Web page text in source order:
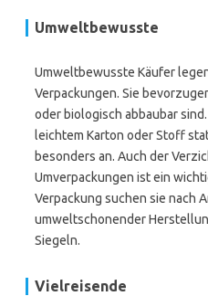
Umweltbewusste
Umweltbewusste Käufer
Verpackungen. Sie
oder biologisch abbaubar
leichtem Karton oder Stoff
besonders an. Auch der
Umverpackungen ist ein
Verpackung suchen sie nach
umweltschonender
Siegeln.
Vielreisende